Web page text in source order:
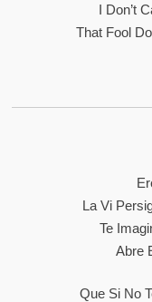
I Don’t
That Fool
La Vi
Te
Abre
Que Si No